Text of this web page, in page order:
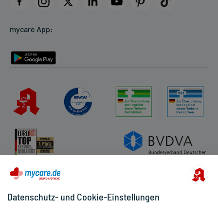
Rückgabe/Widerruf
mycare App:
Datenschutz- und Cookie-Einstellungen